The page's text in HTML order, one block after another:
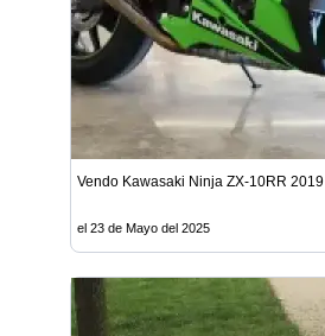
Vendo Kawasaki Ninja ZX-10RR 2019
el 23 de Mayo del 2025